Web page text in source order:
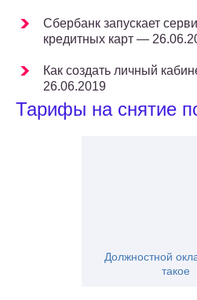
Сбербанк запускает
кредитных карт —
Как создать личный
26.06.2019
Тарифы на снятие
Должностной
такое